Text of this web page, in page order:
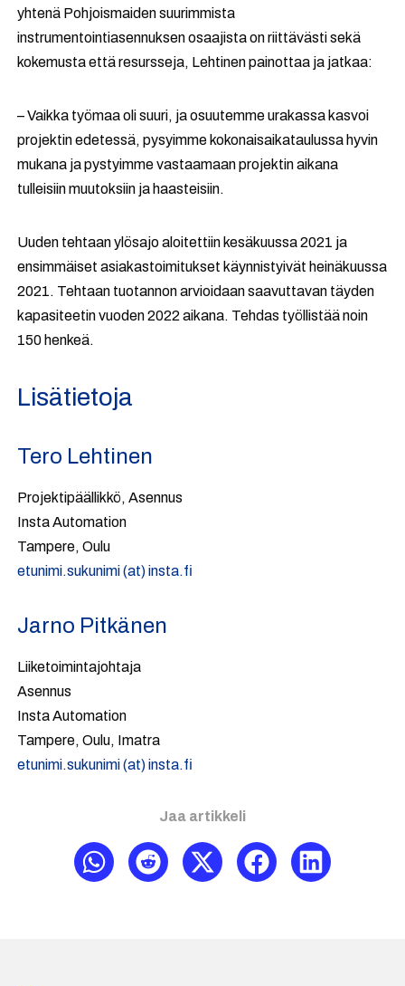
yhtenä Pohjoismaiden suurimmista
instrumentointiasennuksen osaajista on riittävästi sekä
kokemusta että resursseja, Lehtinen painottaa ja jatkaa:
– Vaikka työmaa oli suuri, ja osuutemme urakassa kasvoi
projektin edetessä, pysyimme kokonaisaikataulussa hyvin
mukana ja pystyimme vastaamaan projektin aikana
tulleisiin muutoksiin ja haasteisiin.
Uuden tehtaan ylösajo aloitettiin kesäkuussa 2021 ja
ensimmäiset asiakastoimitukset käynnistyivät heinäkuussa
2021. Tehtaan tuotannon arvioidaan saavuttavan täyden
kapasiteetin vuoden 2022 aikana. Tehdas työllistää noin
150 henkeä.
Lisätietoja
Tero Lehtinen
Projektipäällikkö, Asennus
Insta Automation
Tampere, Oulu
etunimi.sukunimi (at) insta.fi
Jarno Pitkänen
Liiketoimintajohtaja
Asennus
Insta Automation
Tampere, Oulu, Imatra
etunimi.sukunimi (at) insta.fi
Jaa artikkeli